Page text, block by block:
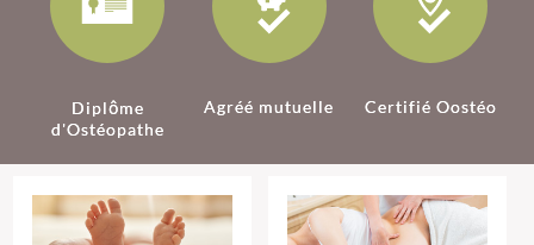
Diplôme
d'Ostéopathe
Agréé mutuelle Certifié Oostéo